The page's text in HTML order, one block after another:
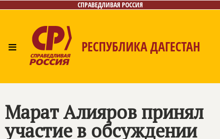
СПРАВЕДЛИВАЯ РОССИЯ
≡ РЕСПУБЛИКА ДАГЕСТАН
Марат Алияров принял
участие в обсуждении